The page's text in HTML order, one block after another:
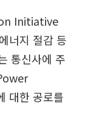
Initiative
너지 절감 등
통신사에 주
대한 공로를